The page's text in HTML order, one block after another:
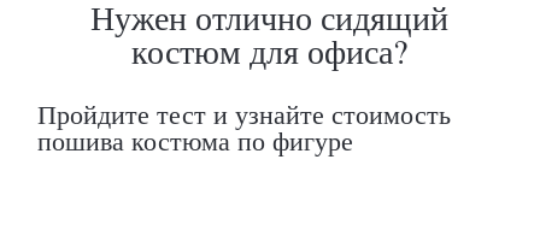
индивидуальность?
Ответим на все вопросы в удобном
Max Telegram